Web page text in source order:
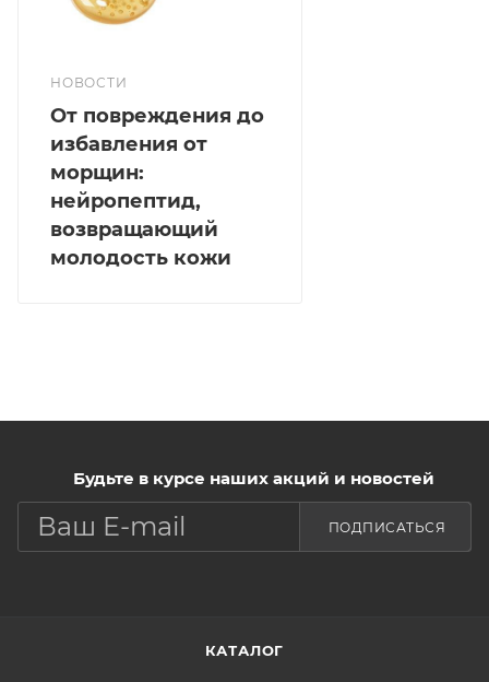
НОВОСТИ
От повреждения до
избавления от
морщин:
нейропептид,
возвращающий
молодость кожи
Будьте в курсе наших акций и новостей
ПОДПИСАТЬСЯ
КАТАЛОГ